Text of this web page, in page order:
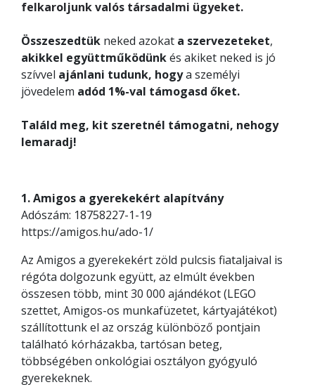
felkaroljunk valós társadalmi ügyeket.
Összeszedtük neked azokat a szervezeteket,
akikkel együttműködünkés akiket neked is jó
szívvel ajánlani tudunk, hogya személyi
jövedelem adód 1%-val támogasd őket.
Találd meg, kit szeretnél támogatni, nehogy
lemaradj!
1. Amigos a gyerekekért alapítvány
Adószám: 18758227-1-19
https://amigos.hu/ado-1/
Az Amigos a gyerekekért zöld pulcsis fiataljaival is
régóta dolgozunk együtt, az elmúlt években
összesen több, mint 30 000 ajándékot (LEGO
szettet, Amigos-os munkafüzetet, kártyajátékot)
szállítottunk el az ország különböző pontjain
található kórházakba, tartósan beteg,
többségében onkológiai osztályon gyógyuló
gyerekeknek.